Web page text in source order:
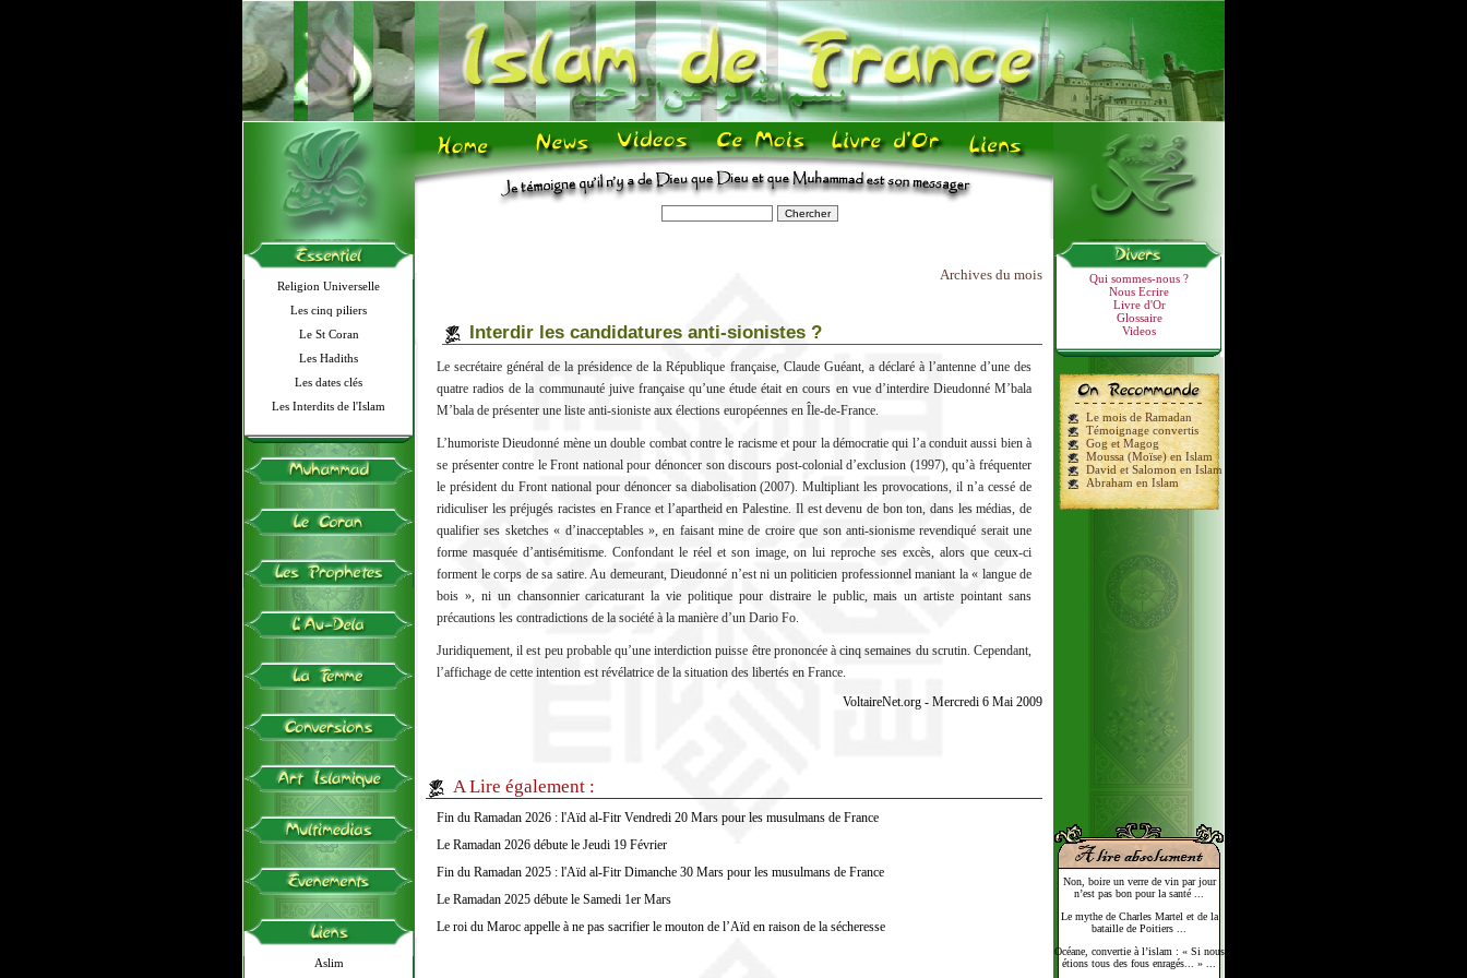
Religion Universelle
Les cinq piliers
Le St Coran
Les Hadiths
Les dates clés
Les Interdits de l'Islam
Aslim
Qui sommes-nous ?
Nous Ecrire
Livre d'Or
Glossaire
Videos
Le mois de Ramadan
Témoignage convertis
Gog et Magog
Moussa (Moïse) en Islam
David et Salomon en Islam
Abraham en Islam
Non, boire un verre de vin par jour
n’est pas bon pour la santé ...
Le mythe de Charles Martel et de la
bataille de Poitiers ...
Océane, convertie à l’islam : « Si nous
étions tous des fous enragés... » ...
Archives du mois
Interdir les candidatures anti-sionistes ?
Le secrétaire général de la présidence de la République française, Claude Guéant, a déclaré à l’antenne d’une des
quatre radios de la communauté juive française qu’une étude était en cours en vue d’interdire Dieudonné M’bala
M’bala de présenter une liste anti-sioniste aux élections européennes en Île-de-France.
L’humoriste Dieudonné mène un double combat contre le racisme et pour la démocratie qui l’a conduit aussi bien à
se présenter contre le Front national pour dénoncer son discours post-colonial d’exclusion (1997), qu’à fréquenter
le président du Front national pour dénoncer sa diabolisation (2007). Multipliant les provocations, il n’a cessé de
ridiculiser les préjugés racistes en France et l’apartheid en Palestine. Il est devenu de bon ton, dans les médias, de
qualifier ses sketches « d’inacceptables », en faisant mine de croire que son anti-sionisme revendiqué serait une
forme masquée d’antisémitisme. Confondant le réel et son image, on lui reproche ses excès, alors que ceux-ci
forment le corps de sa satire. Au demeurant, Dieudonné n’est ni un politicien professionnel maniant la « langue de
bois », ni un chansonnier caricaturant la vie politique pour distraire le public, mais un artiste pointant sans
précautions les contradictions de la société à la manière d’un Dario Fo.
Juridiquement, il est peu probable qu’une interdiction puisse être prononcée à cinq semaines du scrutin. Cependant,
l’affichage de cette intention est révélatrice de la situation des libertés en France.
VoltaireNet.org - Mercredi 6 Mai 2009
A Lire également :
Fin du Ramadan 2026 : l'Aïd al-Fitr Vendredi 20 Mars pour les musulmans de France
Le Ramadan 2026 débute le Jeudi 19 Février
Fin du Ramadan 2025 : l'Aïd al-Fitr Dimanche 30 Mars pour les musulmans de France
Le Ramadan 2025 débute le Samedi 1er Mars
Le roi du Maroc appelle à ne pas sacrifier le mouton de l’Aïd en raison de la sécheresse